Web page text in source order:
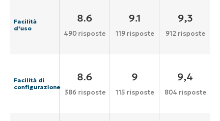
Facilità
d'uso
8.6
490 risposte
9.1
119 risposte
9,3
912 risposte
Facilità di
configurazione
8.6
386 risposte
9
115 risposte
9,4
804 risposte